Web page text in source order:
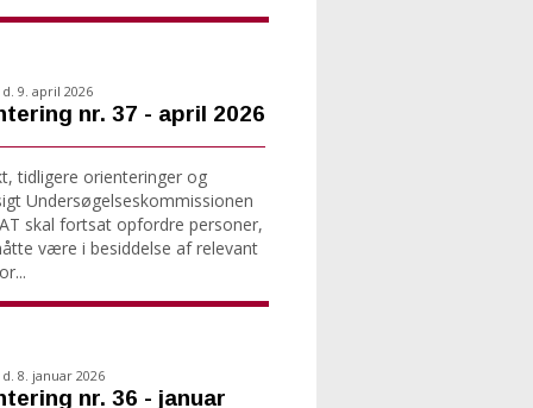
9. april 2026
nr. 37 - april 2026
tidligere orienteringer og
Undersøgelseskommissionen
skal fortsat opfordre personer,
være i besiddelse af relevant
8. januar 2026
nr. 36 - januar